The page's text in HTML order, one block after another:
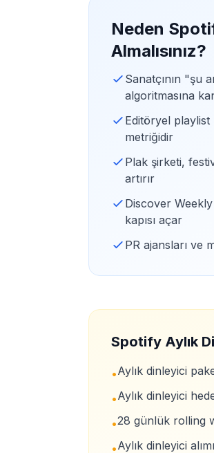
Neden
Almalısınız?
Sanatçının "şu
algoritmasına
Editöryel
metriğidir
Plak şirketi,
artırır
Discover
kapısı açar
PR ajansları ve
Spotify Aylık
•Aylık dinleyici
•Aylık dinleyici
•28 günlük rolling
•Aylık dinleyici